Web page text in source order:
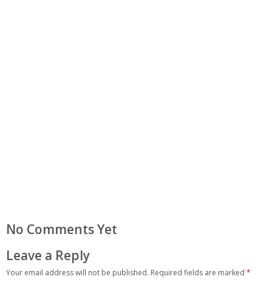
No Comments Yet
Leave a Reply
Your email address will not be published. Required fields are marked *